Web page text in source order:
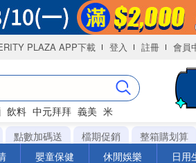
PLAZA APP下載 登入 註冊 會員
飲料 中元拜拜 義美 米
點數加碼送 檔期促銷 整箱購划算
嬰童保健 休閒娛樂 日用